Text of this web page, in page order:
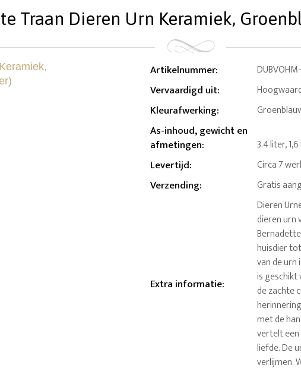
Traan Dieren Urn Keramiek,
Artikelnummer:
Vervaardigd uit:
Kleurafwerking:
As-inhoud, gewicht en
afmetingen: 3.4 liter,
Levertijd: Circa 7
Verzending: Gratis
Extra informatie:
Dieren
dieren urn
huisdier
van de
is
de zachte
met de
vertelt een
liefde. De
verlijmen.